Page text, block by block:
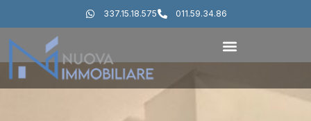
337.15.18.575 011.59.34.86